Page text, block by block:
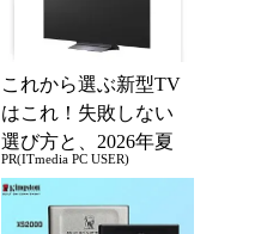
これから選ぶ新型TV
はこれ！失敗しない
選び方と、2026年夏
の一押しモデル
PR(ITmedia PC USER)